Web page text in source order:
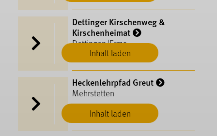
Inhalt laden
Dettinger Kirschenweg &
Kirschenheimat
Dettingen/Erms
Inhalt laden
Heckenlehrpfad Greut
Mehrstetten